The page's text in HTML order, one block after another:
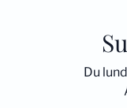
Du